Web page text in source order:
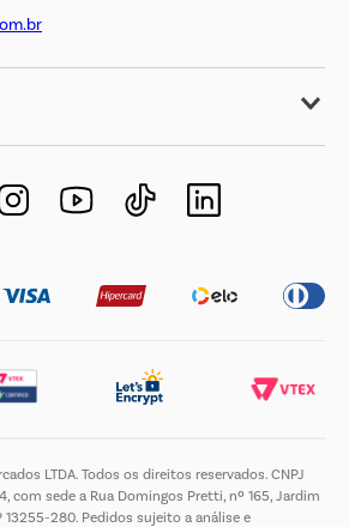
LTDA. Todos os direitos reservados. CNPJ
com sede a Rua Domingos Pretti, nº 165, Jardim
13255-280. Pedidos sujeito a análise e